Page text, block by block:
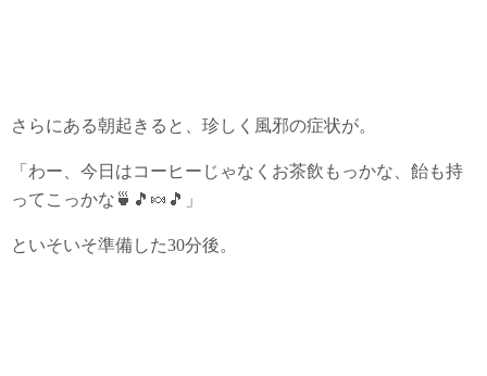
さらにある朝起きると、珍しく風邪の症状が。
「わー、今日はコーヒーじゃなくお茶飲もっかな、飴も持
ってこっかな🍵🎵🍬🎵」
といそいそ準備した30分後。